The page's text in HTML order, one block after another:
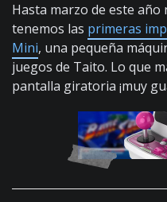
Hasta marzo de este año
tenemos las primeras
Mini, una pequeña
juegos de Taito. Lo que
pantalla giratoria ¡muy